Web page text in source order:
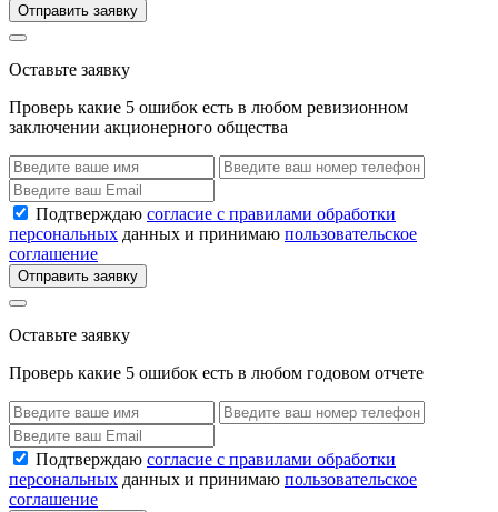
Отправить заявку
Оставьте заявку
Проверь какие 5 ошибок есть в любом ревизионном
заключении акционерного общества
Подтверждаю согласие с правилами обработки
персональных данных и принимаю пользовательское
соглашение
Отправить заявку
Оставьте заявку
Проверь какие 5 ошибок есть в любом годовом отчете
Подтверждаю согласие с правилами обработки
персональных данных и принимаю пользовательское
соглашение